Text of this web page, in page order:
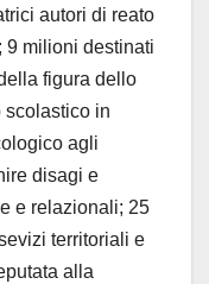
autori di reato
9 milioni destinati
figura dello
scolastico in
agli
disagi e
e relazionali; 25
territoriali e
alla